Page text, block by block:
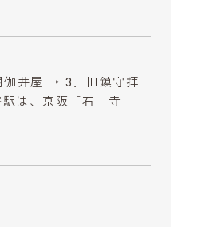
伽井屋 → 3．旧鎮守拝
、京阪「石山寺」